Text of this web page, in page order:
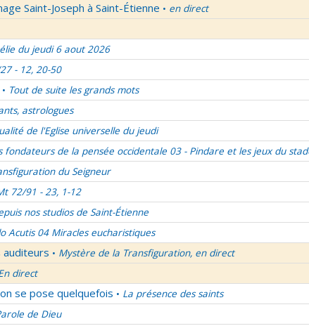
Saint-Joseph à Saint-Étienne • en direct
du jeudi 6 aout 2026
- 12, 20-50
• Tout de suite les grands mots
astrologues
de l'Eglise universelle du jeudi
fondateurs de la pensée occidentale 03 - Pindare et les jeux du
du Seigneur
72/91 - 23, 1-12
nos studios de Saint-Étienne
Acutis 04 Miracles eucharistiques
auditeurs • Mystère de la Transfiguration, en direct
direct
se pose quelquefois • La présence des saints
de Dieu